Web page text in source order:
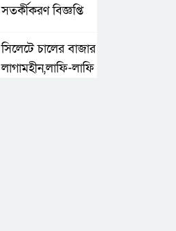
সতর্কীকরণ বিজ্ঞপ্তি
সিলেটে চালের বাজার
লাগামহীন,লাফি-লাফি